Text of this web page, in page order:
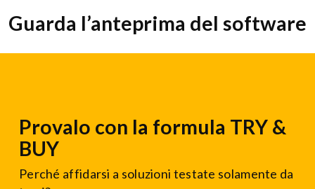
Guarda l’anteprima del software
Provalo con la formula TRY &
BUY
Perché affidarsi a soluzioni testate solamente da